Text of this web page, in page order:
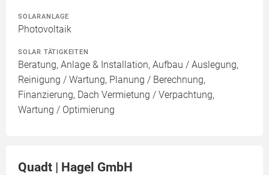
SOLARANLAGE
Photovoltaik
SOLAR TÄTIGKEITEN
Beratung, Anlage & Installation, Aufbau / Auslegung,
Reinigung / Wartung, Planung / Berechnung,
Finanzierung, Dach Vermietung / Verpachtung,
Wartung / Optimierung
Quadt | Hagel GmbH